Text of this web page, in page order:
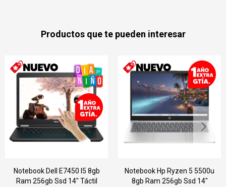
Productos que te pueden interesar
8gb
Notebook Hp Ryzen 5 5500u
8gb Ram 256gb Ssd 14"
Notebook Hp Pavilion
8gb Ram | 500gb